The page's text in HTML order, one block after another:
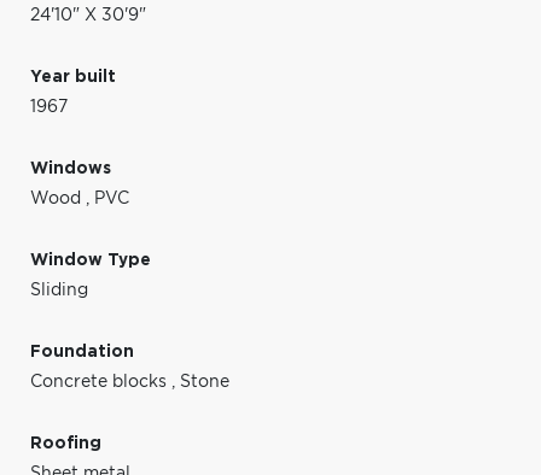
24'10" X 30'9"
Year built
1967
Windows
Wood , PVC
Window Type
Sliding
Foundation
Concrete blocks , Stone
Roofing